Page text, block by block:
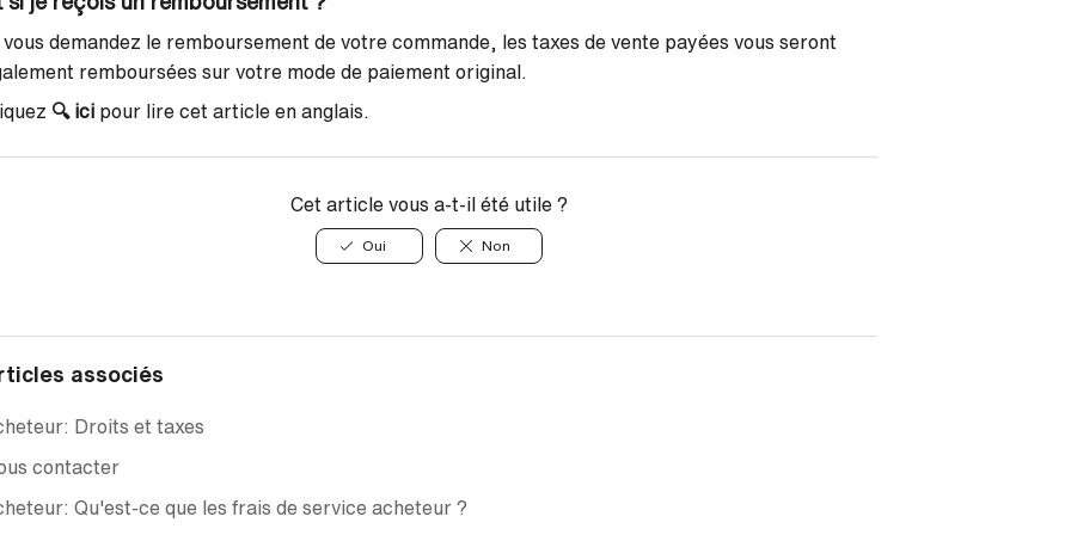
vous demandez le remboursement de votre commande, les taxes de vente payées vous seront
remboursées sur votre mode de paiement original.
🔍 ici pour lire cet article en anglais.
Cet article vous a-t-il été utile ?
Oui Non
associés
Droits et taxes
contacter
Qu'est-ce que les frais de service acheteur ?